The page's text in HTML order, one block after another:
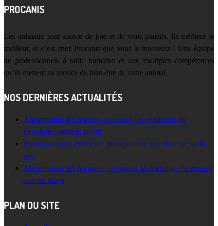
PROCANIS
Les animaux sont source de joie et de vrais plaisirs. Ils méritent le
meilleur, et c’est chez Procanis que vous le trouverez ! Une équipe
de professionnels à taille humaine et aux multiples compétences
qu’ils mettent au service du bien-être de votre animal.
NOS DERNIÈRES ACTUALITÉS
Alimentation des reptiles : pourquoi les conditions du
terrarium comptent autant
Entretien bassin extérieur : pourquoi une eau claire ne suffit
pas
Alimentation des rongeurs : pourquoi les mélanges de graines
sont un piège
PLAN DU SITE